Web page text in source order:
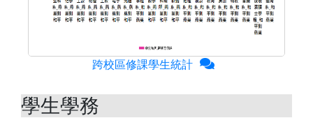
跨校區修課學生統計
學生學務